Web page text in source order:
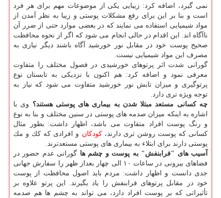
نمی گیرد، اضافه كرد: زیبایی یكی از موضوعات مهم برای هر فرد
است و بنا بر این برای رفع مشكلات پوستی و زیبا به نظر آمدن از
مواد شیمیایی استفاده می نمایند كه در بعضی موارد حتی از ضرر آن
ناآگاه اند. این اقدام در حالی انجام می شود كه اگر از نحوه محافظت
صحیح پوست خود در مقابل نور خورشید آگاه باشند دیگر نیازی به
مصرف این مواد شیمیایی نیست.
گورانی شدت اثر پرتوهای خورشیدی در فصول مختلف را متفاوت
معرفی نمود و اضافه كرد: هم اكنون با نزدیكی به تابستان نوع
پرتوگیری و میزان تابش نور خورشید متفاوت می شود كه نیاز به
توجه ویژه تری دارد.
چه كسانی مستعد مبتلا شدن به بیماری های پوستی هستند؟ وی با
اشاره به اینكه میزان صدمه های پوستی در سنین مختلف و بنا به نوع
و رنگ پوست افراد متفاوت می باشد، اظهار داشت: بطور مثال
كسانی كه پوست روشن تری دارند،كودكان و افرادی كه كك و مك
پوستی دارند برای ابتلاء به بیماری های پوستی مستعدترند.
آسیب های "فرابنفش" به پوست و چشم ها گورانی عدم حضور در
فضاهای بیرونی در ساعات ۱۰ الی چهار بعداز ظهر را سفارش جهانی
جدی دانست و اظهار داشت: مردم باید اصول محافظت از پوست
خود در مقابل پرتوهای فرابنفش را یاد بگیرند. این پرتو علاوه بر
تأثیراتی كه بر پوست افراد دارد، می تواند به چشم ها هم صدمه